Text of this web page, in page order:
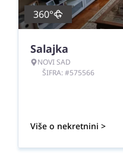
360°
Salajka
NOVI SAD
ŠIFRA: #575566
Više o nekretnini >